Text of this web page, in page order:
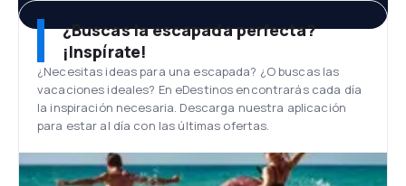
¿Buscas la escapada perfecta?
¡Inspírate!
¿Necesitas ideas para una escapada? ¿O buscas las
vacaciones ideales? En eDestinos encontrarás cada día
la inspiración necesaria. Descarga nuestra aplicación
para estar al día con las últimas ofertas.